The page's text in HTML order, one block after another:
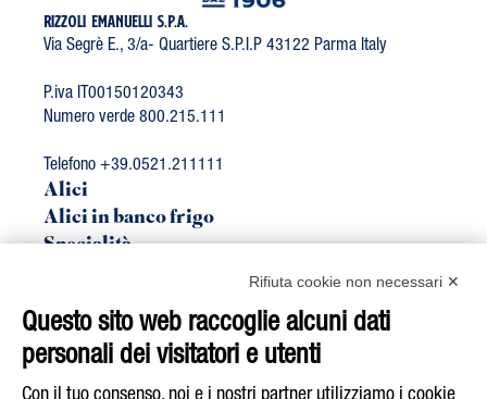
RIZZOLI EMANUELLI S.P.A.
Via Segrè E., 3/a- Quartiere S.P.I.P 43122 Parma Italy
P.iva IT00150120343
Numero verde 800.215.111
Telefono +39.0521.211111
Alici
Alici in banco frigo
Specialità
Tonno
Acquista su
E-Shop
Rifiuta cookie non necessari ✕
Questo sito web raccoglie alcuni dati
personali dei visitatori e utenti